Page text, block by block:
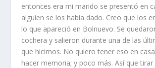
entonces era mi marido se presentó en
alguien se los había dado. Creo que los
lo que apareció en Bolnuevo. Se
cochera y salieron durante una de las
que hicimos. No quiero tener eso en
hacer memoria; y poco más. Así que tirar